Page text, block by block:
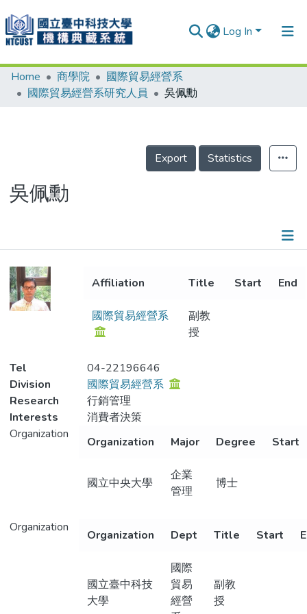
Log In
Communities & Collections
Organizations
Home 商學院
國際貿易經營系
國際貿易經營系研究人員
吳佩勳
Export Statistics
吳佩勳
Affiliation Title Start End
國際貿易經營系
副教
授
Tel
04-22196646
Division
國際貿易經營系
Research
Interests
行銷管理
消費者決策
Organization
Organization Major Degree Start
國立中央大學
企業
管理
博士
Organization
Organization Dept Title Start
國立臺中科技
大學
國際
貿易
經營
副教
授